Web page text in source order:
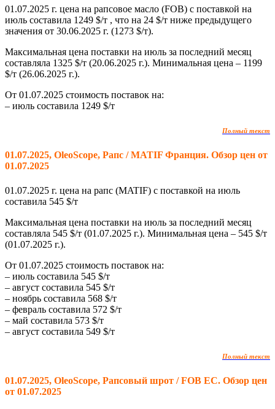
01.07.2025 г. цена на рапсовое масло (FOB) с поставкой на
июль составила 1249 $/т , что на 24 $/т ниже предыдущего
значения от 30.06.2025 г. (1273 $/т).
Максимальная цена поставки на июль за последний месяц
составляла 1325 $/т (20.06.2025 г.). Минимальная цена – 1199
$/т (26.06.2025 г.).
От 01.07.2025 стоимость поставок на:
– июль составила 1249 $/т
Полный текст
01.07.2025, OleoScope, Рапс / MATIF Франция. Обзор цен от
01.07.2025
01.07.2025 г. цена на рапс (MATIF) с поставкой на июль
составила 545 $/т
Максимальная цена поставки на июль за последний месяц
составляла 545 $/т (01.07.2025 г.). Минимальная цена – 545 $/т
(01.07.2025 г.).
От 01.07.2025 стоимость поставок на:
– июль составила 545 $/т
– август составила 545 $/т
– ноябрь составила 568 $/т
– февраль составила 572 $/т
– май составила 573 $/т
– август составила 549 $/т
Полный текст
01.07.2025, OleoScope, Рапсовый шрот / FOB ЕС. Обзор цен
от 01.07.2025